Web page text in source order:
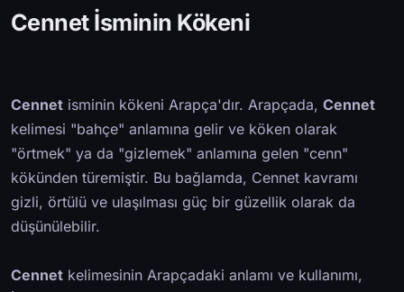
Cennet İsminin Kökeni
Cennet isminin kökeni Arapça'dır. Arapçada, Cennet
kelimesi "bahçe" anlamına gelir ve köken olarak
"örtmek" ya da "gizlemek" anlamına gelen "cenn"
kökünden türemiştir. Bu bağlamda, Cennet kavramı
gizli, örtülü ve ulaşılması güç bir güzellik olarak da
düşünülebilir.
Cennet kelimesinin Arapçadaki anlamı ve kullanımı,